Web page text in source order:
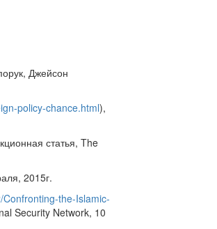
Джейсон
policy-chance.html),
статья, The
2015г.
the-Islamic-
Security Network, 10